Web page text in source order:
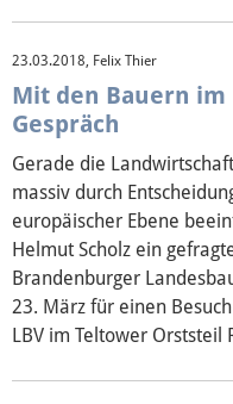
23.03.2018, Felix Thier
Mit den Bauern im
Gespräch
Gerade die
massiv durch
europäischer Ebene
Helmut Scholz ein
Brandenburger
23. März für einen
LBV im Teltower Orststeil